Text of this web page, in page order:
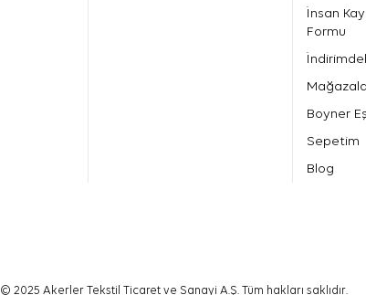
İnsan
Formu
Boyner
Sepetim
Blog
© 2025 Akerler Tekstil Ticaret ve Sanayi A.Ş. Tüm hakları saklıdır.